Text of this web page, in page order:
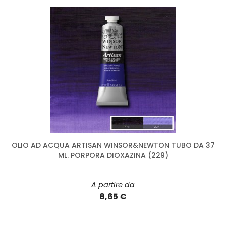
OLIO AD ACQUA ARTISAN WINSOR&NEWTON TUBO DA 37
ML. PORPORA DIOXAZINA (229)
A partire da
8,65 €